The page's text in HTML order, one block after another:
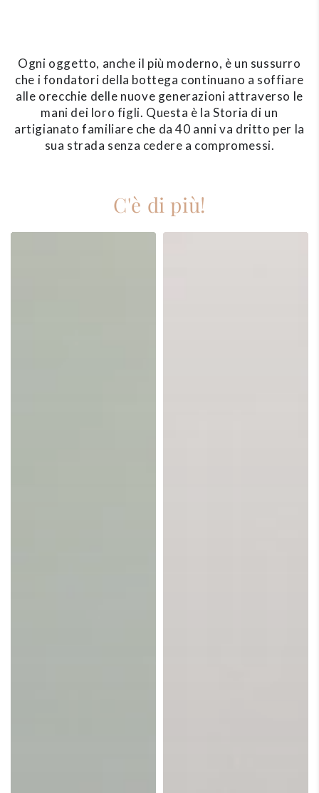
Ogni oggetto, anche il più moderno, è un sussurro
che i fondatori della bottega continuano a soffiare
alle orecchie delle nuove generazioni attraverso le
mani dei loro figli. Questa è la Storia di un
artigianato familiare che da 40 anni va dritto per la
sua strada senza cedere a compromessi.
C'è di più!